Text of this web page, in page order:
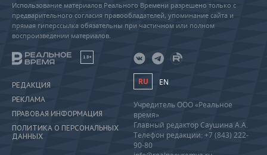
Использование материалов Реального Времени разрешено только с
предварительного согласия правообладателей, упоминание сайта и
прямая гиперссылка обязательны при частичном или полном
воспроизведении материалов.
18+
РЕДАКЦИЯ
РЕКЛАМА
ПРАВОВАЯ ИНФОРМАЦИЯ
ПОЛИТИКА О ПЕРСОНАЛЬНЫХ
ДАННЫХ
RU EN
Учредитель ООО «Реальное
время»
Главный редактор Саушина А.А.
Телефон редакции: +7 (843) 222-
90-80